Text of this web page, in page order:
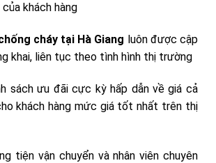
khách hàng
cháy tại Hà Giang luôn được cập
khai, liên tục theo tình hình thị trường
sách ưu đãi cực kỳ hấp dẫn về giá cả
khách hàng mức giá tốt nhất trên thị
tiện vận chuyển và nhân viên chuyên